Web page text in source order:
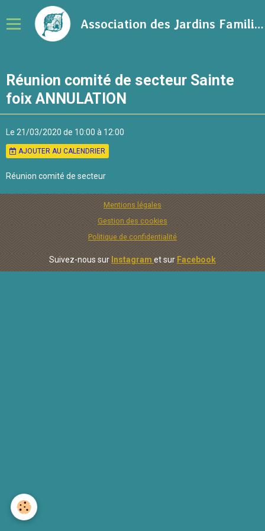
Association des Jardins Familiaux de la Ville de Rennes
Calendrier
Ressources sur le jardinage
Blog
Réunion comité de secteur Sainte
foix ANNULATION
Le 21/03/2020 de 10:00 à 12:00
AJOUTER AU CALENDRIER
Réunion comité de secteur
Mentions légales
Gestion des cookies
Politique de confidentialité
Suivez-nous sur Instagram et sur Facebook